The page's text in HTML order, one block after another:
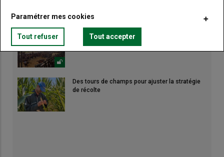
Canicule : les éleveurs redoublent d'ingéniosité
Des tours de champs pour ajuster la stratégie
de récolte
Paramétrer mes cookies
Tout refuser Tout accepter